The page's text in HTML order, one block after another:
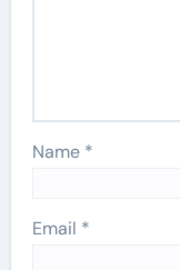
Name *
Email *